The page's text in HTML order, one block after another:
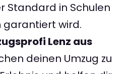
Standard in Schulen
wird.
Lenz aus
deinen Umzug zu